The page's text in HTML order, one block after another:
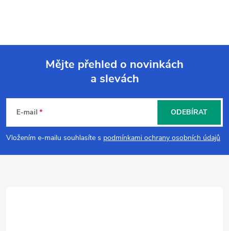
p
Mějte přehled o novinkách
a slevách
E-mail
Vložením e-mailu souhlasíte s podmínkami ochrany osobních údajů
ODEBÍRAT